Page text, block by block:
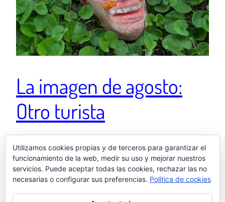
La imagen de agosto:
Otro turista
Instagram agosto 2025 – Sanlúcar de Barrameda
(Cádiz) – «¡Oh no, me creció un turista en el bancal! 🥬
🤦‍♂️».
Utilizamos cookies propias y de terceros para garantizar el
funcionamiento de la web, medir su uso y mejorar nuestros
servicios. Puede aceptar todas las cookies, rechazar las no
necesarias o configurar sus preferencias. Política de cookies